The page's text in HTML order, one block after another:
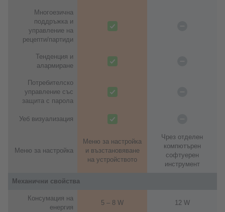
Многоезична
поддръжка и
управление на
рецепти/партиди
Тенденция и
алармиране
Потребителско
управление със
защита с парола
Уеб визуализация
Меню за настройка
Меню за настройка
и възстановяване
на устройството
Чрез отделен
компютърен
софтуерен
инструмент
Механични свойства
Консумация на
енергия
5 – 8 W 12 W